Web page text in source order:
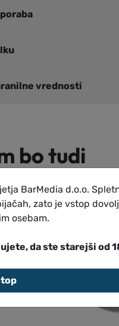
vrednosti
bo tudi
BarMedia d.o.o.
zato je vstop
osebam.
da ste starejši od